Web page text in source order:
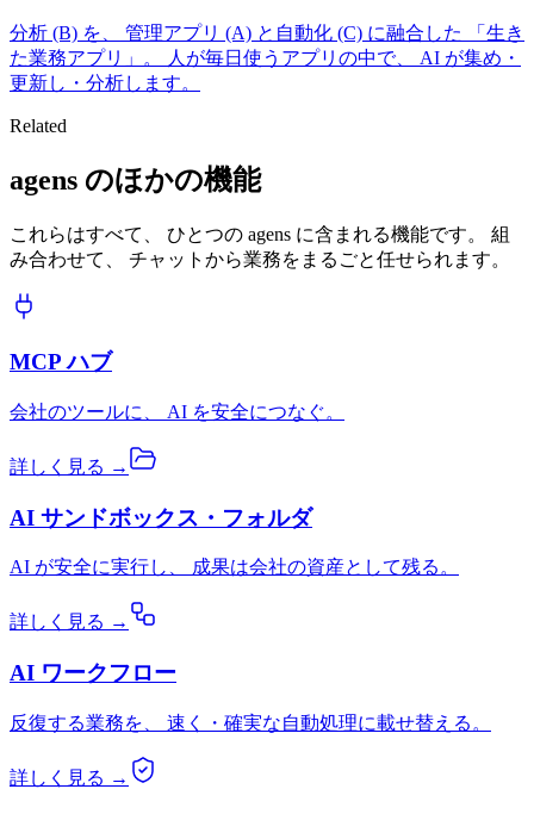
分析 (B) を、 管理アプリ (A) と自動化 (C) に融合した 「生き
た業務アプリ」。 人が毎日使うアプリの中で、 AI が集め・
更新し・分析します。
Related
agens のほかの機能
これらはすべて、 ひとつの agens に含まれる機能です。 組
み合わせて、 チャットから業務をまるごと任せられます。
MCP ハブ
会社のツールに、 AI を安全につなぐ。
詳しく見る →
AI サンドボックス・フォルダ
AI が安全に実行し、 成果は会社の資産として残る。
詳しく見る →
AI ワークフロー
反復する業務を、 速く・確実な自動処理に載せ替える。
詳しく見る →